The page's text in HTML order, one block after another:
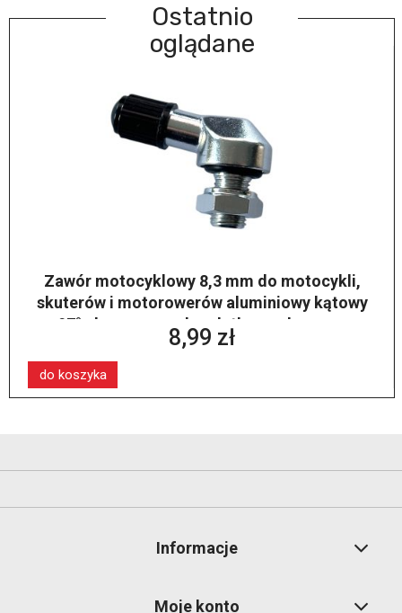
Ostatnio
oglądane
Zawór motocyklowy 8,3 mm do motocykli,
skuterów i motorowerów aluminiowy kątowy
97° chromowany bezdętkowy skręcany
(BL25MS)
8,99 zł
do koszyka
Informacje
Moje konto